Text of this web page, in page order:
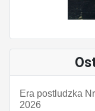
Era postludzka
2026